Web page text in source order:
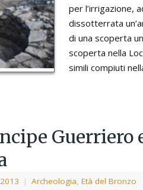
per l’irrigazione,
dissotterrata
di una scoperta
scoperta nella
simili compiuti
Guerriero
| Archeologia, Età del Bronzo